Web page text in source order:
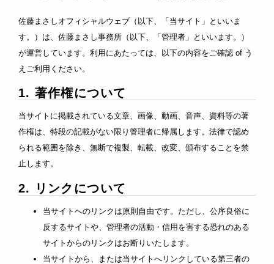
佐藤まさしオフィシャルウェブ（以下、「当サイト」といいま
す。）は、佐藤まさし事務所（以下、「管理者」といいます。）
が運営しています。利用にあたっては、以下の内容をご確認 of う
えご利用ください。
1. 著作権について
当サイトに掲載されている文章、画像、動画、音声、資料等の著
作権は、特段の記載がない限り管理者に帰属します。法律で認め
られる範囲を除き、無断で複製、転載、改変、頒布することを禁
止します。
2. リンクについて
当サイトへのリンクは原則自由です。ただし、公序良俗に
反するサイトや、管理者の活動・信用を害する恐れのある
サイトからのリンクはお断りいたします。
当サイトから、または当サイトへリンクしている第三者の